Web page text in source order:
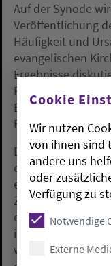
Auf der Synode
Veröffentlichung
Häufigkeit und
evangelischen
Ergebnisse
Forscherteam
Beschuldigten,
Betroffenen
Die 63-jährige
der Taten, die zur
es nicht geben.
Zeitpunkt der
den 511
in der Studie
worden. Solch
Cookie
Wir nutzen
von ihnen sind
andere uns
oder
Verfügung zu
Notwendige
Externe